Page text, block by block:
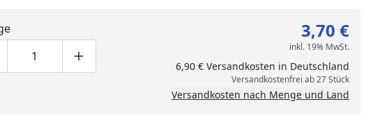
um eins verringern
Produktmenge manuell eingeben
Produktmenge um eins erhöhen
3,70 €
inkl. 19% MwSt.
6,90 € Versandkosten in Deutschland
Versandkostenfrei ab 27 Stück
Versandkosten nach Menge und Land